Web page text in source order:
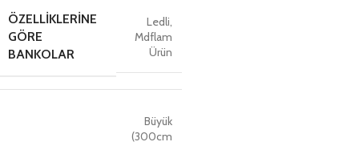
ÖZELLIKLERINE
GÖRE
BANKOLAR
Ledli
Mdflam
Ürün
Büyük
(300cm